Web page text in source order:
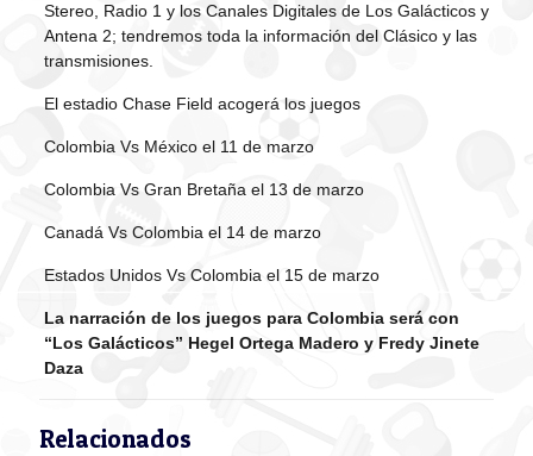
Stereo, Radio 1 y los Canales Digitales de Los Galácticos y
Antena 2; tendremos toda la información del Clásico y las
transmisiones.
El estadio Chase Field acogerá los juegos
Colombia Vs México el 11 de marzo
Colombia Vs Gran Bretaña el 13 de marzo
Canadá Vs Colombia el 14 de marzo
Estados Unidos Vs Colombia el 15 de marzo
La narración de los juegos para Colombia será con
“Los Galácticos” Hegel Ortega Madero y Fredy Jinete
Daza
Relacionados